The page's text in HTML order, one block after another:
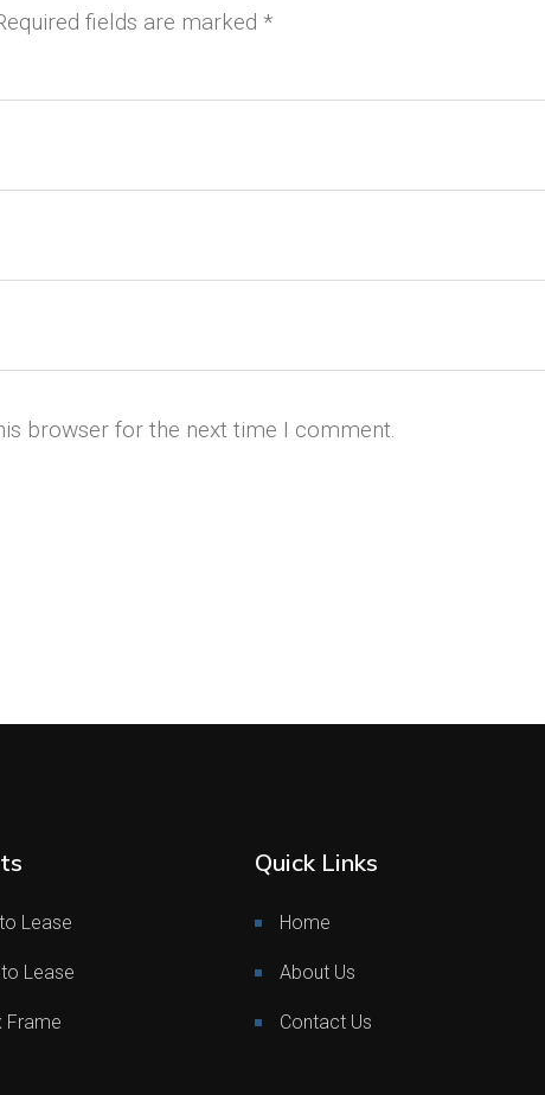
fields are marked *
browser for the next time I comment.
Lease
Lease
Frame
Quick Links
Home
About Us
Contact Us